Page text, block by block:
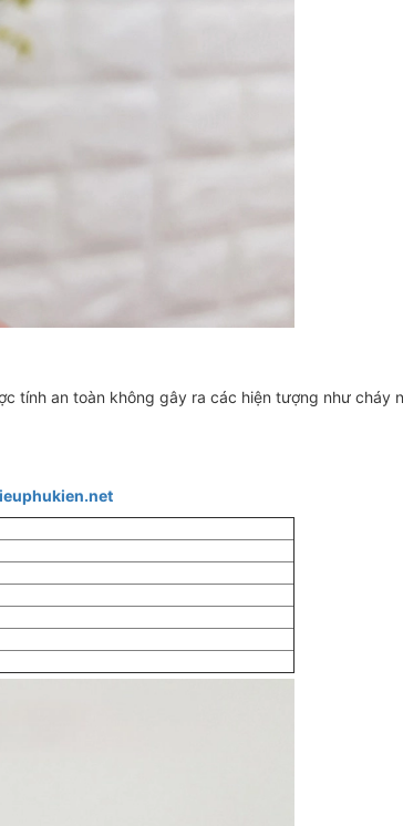
tính an toàn không gây ra các hiện tượng như cháy